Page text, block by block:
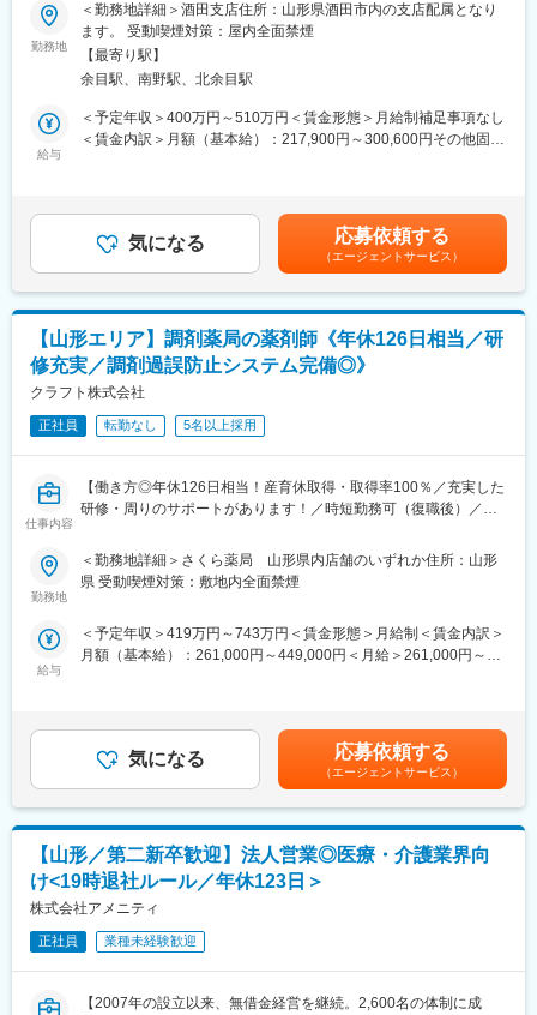
・カフェスペースあり
・健康経営優良法人2024に選出
■配属詳細：
営業所によって規模感は異なりますが、営業人員は10名～30名程
度おります。
多い中で、同社は薬以外の病院における「すべて」を提案する総
合力を強みとして、どのような形でお客様のお役に立てるのかを
意識し、安心・安全を強化して、付加価値をお届けすることを最
大の目標としています。扱う商材も幅広く、お客様の課題やニー
ズに沿ったご提案が可能です。
・医療業界は私たちの生活に無くてはならない非常に社会的意義
の高い業界で、コロナ禍においても安定した業績を残していま
す。地域に根付いた事業運営をしており、今後も安定した成長が
見込めます。
■職務内容
配属先の営業所にて、管理薬剤師として営業所全体を事務的・学
術的な立場からサポートして頂きます。未経験の方もOJTなどを
通して手厚くフォローしますのでご安心ください！
■具体的な業務内容
・営業担当者（MS）への薬事研修 等
時短勤務も可能な環境のため、ママさんの活躍事例もございます
◎
※入社1年間は時短勤務不可
■ポジションの魅力
（1）ワークライフバランス：
原則定時退社・土日祝休みに加えて年間休日125日とプライベー
トと仕事の両立がしやすい環境です。
（2）働きやすい環境：
事業所には10名前後のスタッフが在籍しており、和やかな雰囲気
ため、感謝される機会が多く、スタッフの満足度も高いです。
（3）業界最大手・安定基盤：
カー と取引しており、製品ラインナップは15万種に及びます。
医師の処方が必要な医療用医薬品だけでなく、医療機器・医療材
料・臨床検査試薬など、診断、検査、治療、投薬にまで幅広く医
療に関わる商品を1,000社以上のメーカーから仕入れ、病院・診療
ます。
当社では安定供給と流通プロセス全体の効率化・最適化を実現す
る高機能物流を土台に、医療機関やメーカーの皆様をサポートす
る様々なサービス展開に取り組んでいます。
また、女性活躍推進「えるぼし認定3つ星」を取得しており、時短
勤務制度対象者の拡大や育児・介護等の家庭事情で退職された社
員が、再び当社で活躍できるジョブ・リターン制度の導入等、女
性が活躍できる環境整備に積極的に取り組んでいます。
勤務地
＜勤務地詳細＞酒田支店住所：山形県酒田市内の支店配属となり
ます。 受動喫煙対策：屋内全面禁煙
【最寄り駅】
余目駅、南野駅、北余目駅
給与
＜予定年収＞400万円～510万円＜賃金形態＞月給制補足事項なし
＜賃金内訳＞月額（基本給）：217,900円～300,600円その他固定
与：年2回賃金はあくまでも目安の金額であり、選考を通じて上下
する可能性があります。月給(月額)は固定手当を含めた表記です。
気になる 応募依頼する
（エージェントサービス）
【山形エリア】調剤薬局の薬剤師《年休126日相当／研
修充実／調剤過誤防止システム完備◎》
クラフト株式会社
正社員 転勤なし 5名以上採用
仕事内容
【働き方◎年休126日相当！産育休取得・取得率100％／充実した
研修・周りのサポートがあります！／時短勤務可（復職後）／全
【職務概要】
をお任せします。
す。その一つが約20年前から導入され、進化を続けている調剤シ
ステム「SPITS」。
■処方箋受付から一連の調剤業務を連動させ、業務効率化を図るほ
か、調剤過誤防止機能を高め、患者様と働くスタッフを守ってい
ます。
《業界トップクラスの認定薬局数と盤石化を図る組織体制》
■がん診療連携拠点病院等との密な連携を行いつつ、より高度な薬
学管理や、高い専門性が求められる特殊な調剤に対応できる専門
医療機関連携薬局も取得しています。
ている理由の1つです。
勤務地
＜勤務地詳細＞さくら薬局 山形県内店舗のいずれか住所：山形
県 受動喫煙対策：敷地内全面禁煙
給与
＜予定年収＞419万円～743万円＜賃金形態＞月給制＜賃金内訳＞
月額（基本給）：261,000円～449,000円＜月給＞261,000円～
性があります。月給(月額)は固定手当を含めた表記です。
気になる 応募依頼する
（エージェントサービス）
【山形／第二新卒歓迎】法人営業◎医療・介護業界向
け<19時退社ルール／年休123日＞
株式会社アメニティ
正社員 業種未経験歓迎
【2007年の設立以来、無借金経営を継続。2,600名の体制に成